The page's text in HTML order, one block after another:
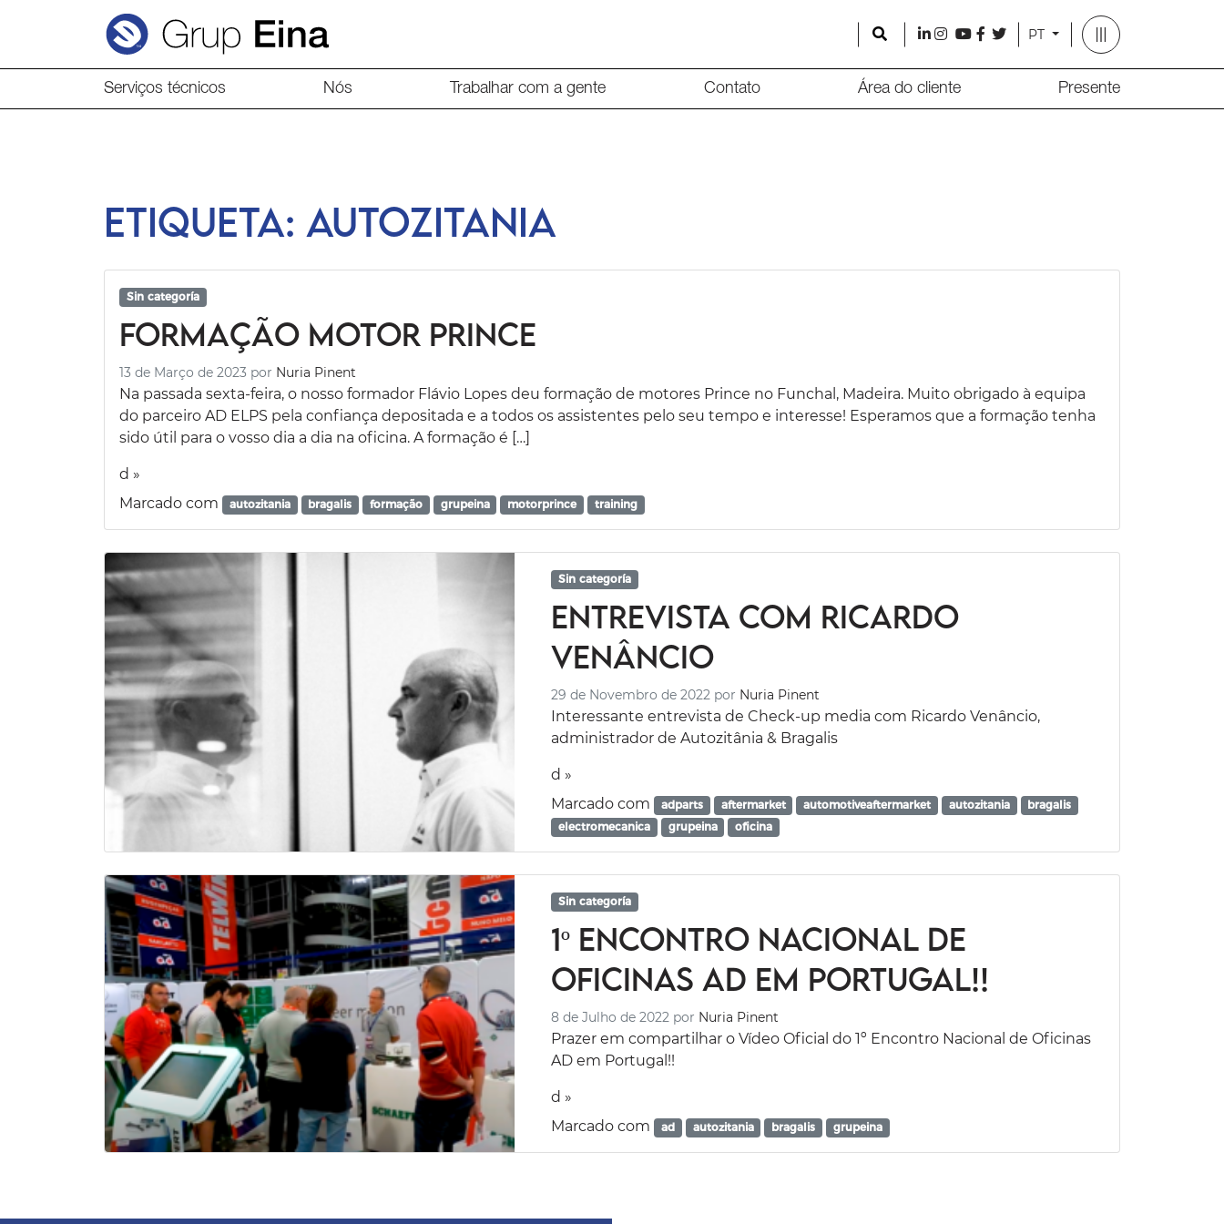
Search
l i y f t PT
Serviços técnicos Nós Trabalhar com a gente Contato Área do cliente Presente
Etiqueta: autozitania
Sin categoría
Formação Motor Prince
13 de Março de 2023 por Nuria Pinent
Na passada sexta-feira, o nosso formador Flávio Lopes deu formação de motores Prince no Funchal, Madeira. Muito obrigado à equipa
do parceiro AD ELPS pela confiança depositada e a todos os assistentes pelo seu tempo e interesse! Esperamos que a formação tenha
sido útil para o vosso dia a dia na oficina. A formação é […]
d »
Marcado com
autozitania bragalis formação grupeina motorprince training
Sin categoría
Entrevista com Ricardo
Venâncio
29 de Novembro de 2022 por Nuria Pinent
Interessante entrevista de Check-up media com Ricardo Venâncio,
administrador de Autozitânia & Bragalis
d »
Marcado com adparts aftermarket automotiveaftermarket autozitania
bragalis
electromecanica
grupeina oficina
Sin categoría
1º Encontro Nacional de
Oficinas AD em Portugal!!
8 de Julho de 2022 por Nuria Pinent
Prazer em compartilhar o Vídeo Oficial do 1º Encontro Nacional de Oficinas
AD em Portugal!!
d »
Marcado com ad autozitania bragalis grupeina